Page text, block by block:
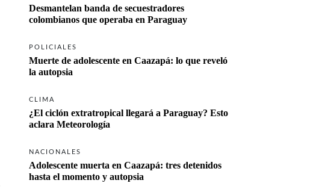
Desmantelan banda de secuestradores
colombianos que operaba en Paraguay
POLICIALES
Muerte de adolescente en Caazapá: lo que reveló
la autopsia
CLIMA
¿El ciclón extratropical llegará a Paraguay? Esto
aclara Meteorología
NACIONALES
Adolescente muerta en Caazapá: tres detenidos
hasta el momento y autopsia